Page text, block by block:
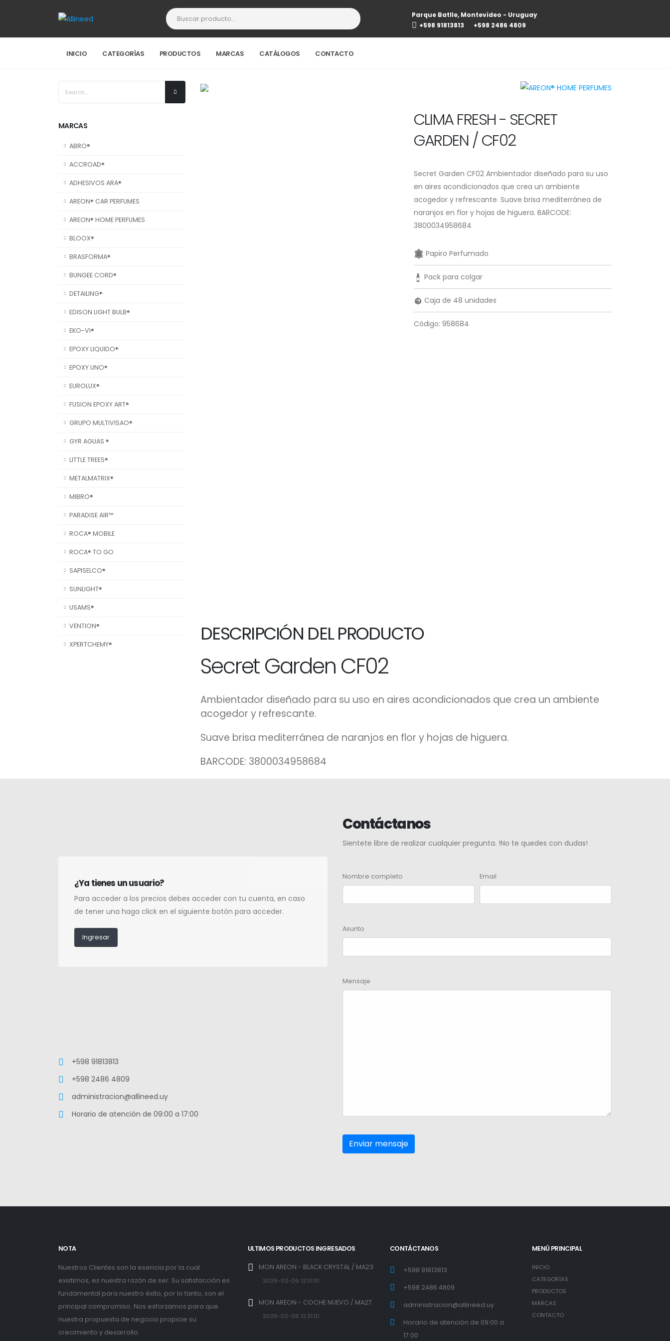
Parque Batlle, Montevideo - Uruguay
+598 91813813
+598 2486 4809
INICIO CATEGORÍAS PRODUCTOS MARCAS CATÁLOGOS CONTACTO
MARCAS
ABRO®
ACCROAD®
ADHESIVOS ARA®
AREON® CAR PERFUMES
AREON® HOME PERFUMES
BLOOX®
BRASFORMA®
BUNGEE CORD®
DETAILING®
EDISON LIGHT BULB®
EKO-VI®
EPOXY LIQUIDO®
EPOXY UNO®
EUROLUX®
FUSION EPOXY ART®
GRUPO MULTIVISAO®
GYR AGUAS ®
LITTLE TREES®
METALMATRIX®
MIBRO®
PARADISE AIR™
ROCA® MOBILE
ROCA® TO GO
SAPISELCO®
SUNLIGHT®
USAMS®
VENTION®
XPERTCHEMY®
CLIMA FRESH - SECRET
GARDEN / CF02
Secret Garden CF02 Ambientador diseñado para su uso
en aires acondicionados que crea un ambiente
acogedor y refrescante. Suave brisa mediterránea de
naranjos en flor y hojas de higuera. BARCODE:
3800034958684
Papiro Perfumado
Pack para colgar
Caja de 48 unidades
Código: 958684
DESCRIPCIÓN DEL PRODUCTO
Secret Garden CF02
Ambientador diseñado para su uso en aires acondicionados que crea un ambiente
acogedor y refrescante.
Suave brisa mediterránea de naranjos en flor y hojas de higuera.
BARCODE: 3800034958684
¿Ya tienes un usuario?
Para acceder a los precios debes acceder con tu cuenta, en caso
de tener una haga click en el siguiente botón para acceder.
Ingresar
+598 91813813
+598 2486 4809
administracion@allineed.uy
Horario de atención de 09:00 a 17:00
Contáctanos
Sientete libre de realizar cualquier pregunta. !No te quedes con dudas!
Nombre completo Email
Asunto
Mensaje
NOTA
Nuestros Clientes son la esencia por la cual
existimos, es nuestra razón de ser. Su satisfacción es
fundamental para nuestro éxito, por lo tanto, son el
principal compromiso. Nos esforzamos para que
nuestra propuesta de negocio propicie su
crecimiento y desarrollo.
ULTIMOS PRODUCTOS INGRESADOS
MON AREON - BLACK CRYSTAL / MA23
2026-02-06 12:31:10
MON AREON - COCHE NUEVO / MA27
2026-02-06 12:31:10
CONTÁCTANOS
+598 91813813
+598 2486 4809
administracion@allineed.uy
Horario de atención de 09:00 a
17:00
MENÚ PRINCIPAL
INICIO
CATEGORÍAS
PRODUCTOS
MARCAS
CONTACTO